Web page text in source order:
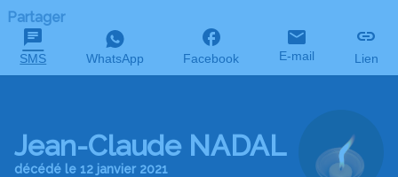
Partager
SMS WhatsApp Facebook E-mail Lien
Jean-Claude NADAL
décédé le 12 janvier 2021